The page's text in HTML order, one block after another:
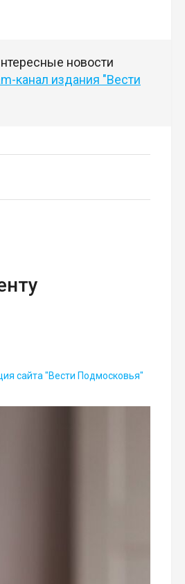
новости
канал издания "Вести
сайта "Вести Подмосковья"